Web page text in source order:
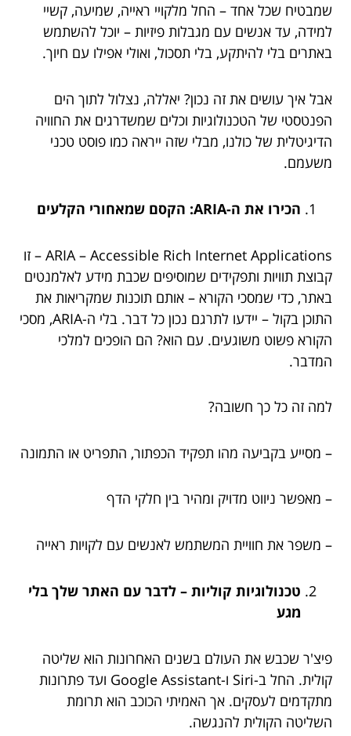
שמבטיח שכל אחד – החל מלקויי ראייה, שמיעה, קשיי
למידה, עד אנשים עם מגבלות פיזיות – יוכל להשתמש
באתרים בלי להיתקע, בלי תסכול, ואולי אפילו עם חיוך.
אבל איך עושים את זה נכון? יאללה, נצלול לתוך הים
הפנטסטי של הטכנולוגיות וכלים שמשדרגים את החוויה
הדיגיטלית של כולנו, מבלי שזה ייראה כמו פוסט טכני
משעמם.
הכירו את ה-ARIA: הקסם שמאחורי הקלעים
ARIA – Accessible Rich Internet Applications – זו
קבוצת תוויות ותפקידים שמוסיפים שכבת מידע לאלמנטים
באתר, כדי שמסכי הקורא – אותם תוכנות שמקריאות את
התוכן בקול – יידעו לתרגם נכון כל דבר. בלי ה-ARIA, מסכי
הקורא פשוט משוגעים. עם הוא? הם הופכים למלכי
המדבר.
למה זה כל כך חשובה?
– מסייע בקביעה מהו תפקיד הכפתור, התפריט או התמונה
– מאפשר ניווט מדויק ומהיר בין חלקי הדף
– משפר את חוויית המשתמש לאנשים עם לקויות ראייה
טכנולוגיות קוליות – לדבר עם האתר שלך בלי
מגע
פיצ'ר שכבש את העולם בשנים האחרונות הוא שליטה
קולית. החל ב-Siri ו-Google Assistant ועד פתרונות
מתקדמים לעסקים. אך האמיתי הכוכב הוא תרומת
השליטה הקולית להנגשה.